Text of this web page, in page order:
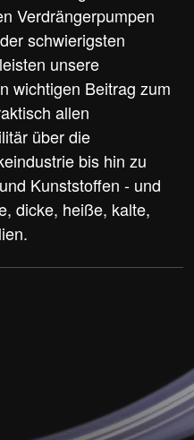
Verdrängerpumpen
schwierigsten
unsere
wichtigen Beitrag zum
allen
über die
bis hin zu
Kunststoffen - und
dicke, heiße, kalte,